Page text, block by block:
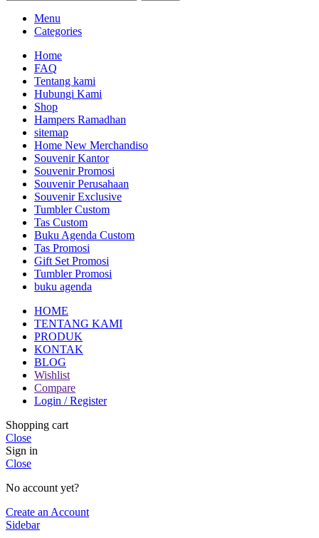
Menu
Categories
Home
FAQ
Tentang kami
Hubungi Kami
Shop
Hampers Ramadhan
sitemap
Home New Merchandiso
Souvenir Kantor
Souvenir Promosi
Souvenir Perusahaan
Souvenir Exclusive
Tumbler Custom
Tas Custom
Buku Agenda Custom
Tas Promosi
Gift Set Promosi
Tumbler Promosi
buku agenda
HOME
TENTANG KAMI
PRODUK
KONTAK
BLOG
Wishlist
Compare
Login / Register
Shopping cart
Close
Sign in
Close
No account yet?
Create an Account
Sidebar